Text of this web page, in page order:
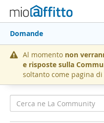
Domande
Al momento non
e risposte sulla
soltanto come pagina